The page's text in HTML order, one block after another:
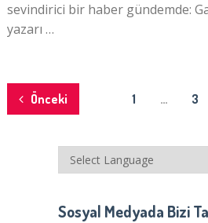
sevindirici bir haber gündemde:
yazarı …
Yazı
Önceki 1 … 3
Sosyal Medyada Bizi